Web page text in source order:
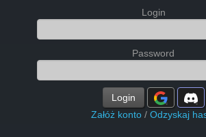
Login
Password
Login
Załóż konto / Odzyskaj